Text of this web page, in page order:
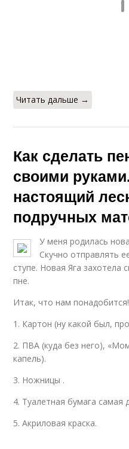
Читать дальше →
Как сделать
своими
настоящий
подручных
У меня родилась
Скучно отправлять
ступе. Новая Яга захотела
пне.
Итак, что нам понадобится!
1. Картон (ну какой был,
2. ПВА (куда без него),
капель).
3. Ножницы .
4. Туалетная бумага самая
5. Акриловая краска.